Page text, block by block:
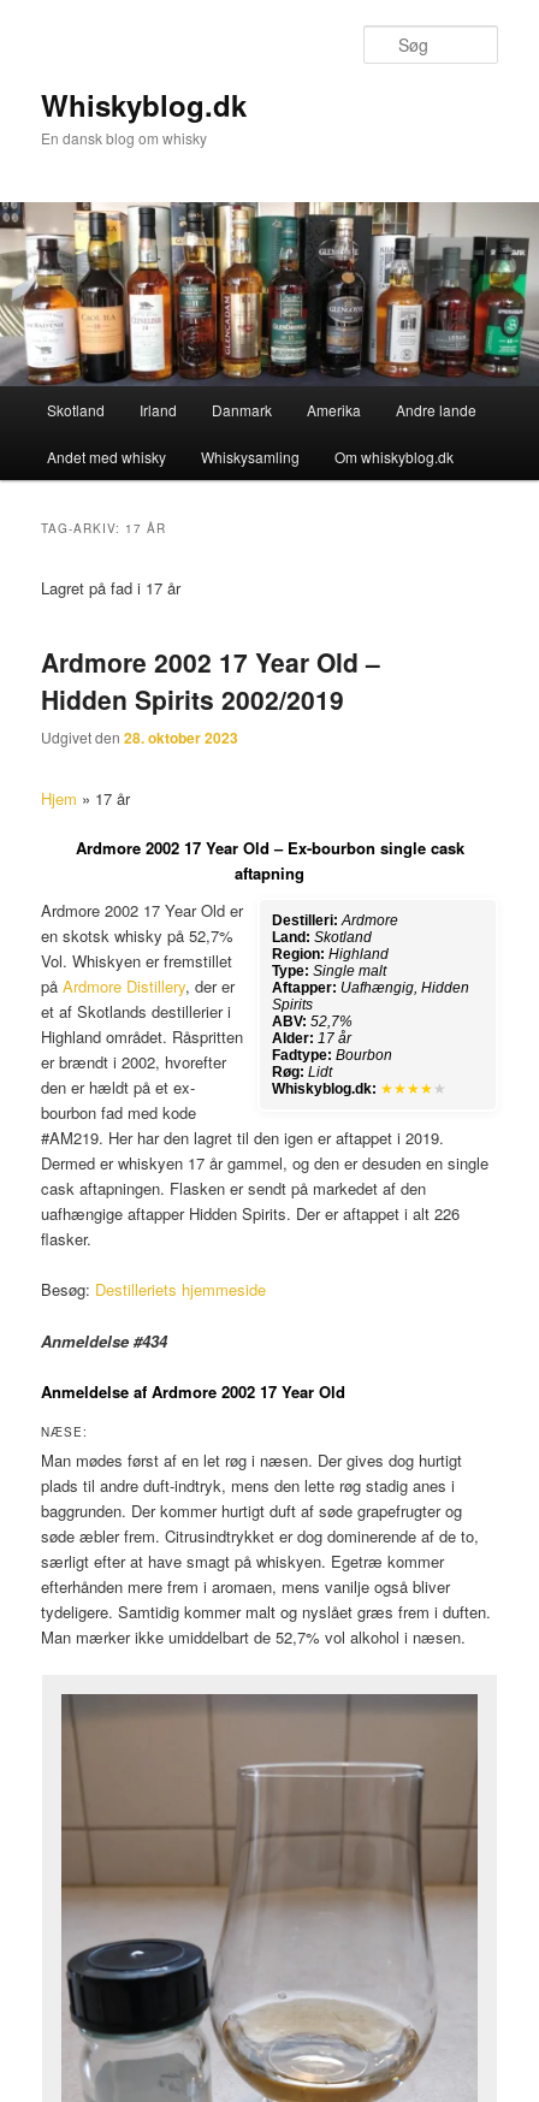
Whiskyblog.dk
En dansk blog om whisky
Skotland Irland Danmark Amerika Andre lande
Andet med whisky Whiskysamling Om whiskyblog.dk
TAG-ARKIV: 17 ÅR
Lagret på fad i 17 år
Ardmore 2002 17 Year Old –
Hidden Spirits 2002/2019
Udgivet den28. oktober 2023
Hjem » 17 år
Ardmore 2002 17 Year Old – Ex-bourbon single cask
aftapning
Destilleri: Ardmore
Land: Skotland
Region: Highland
Type: Single malt
Aftapper: Uafhængig, Hidden
Spirits
ABV: 52,7%
Alder: 17 år
Fadtype: Bourbon
Røg: Lidt
Whiskyblog.dk: ★★★★ ★
Ardmore 2002 17 Year Old er
en skotsk whisky på 52,7%
Vol. Whiskyen er fremstillet
påArdmore Distillery, der er
et af Skotlands destillerier i
Highland området. Råspritten
er brændt i 2002, hvorefter
den er hældt på et ex-
bourbon fad med kode
#AM219. Her har den lagret til den igen er aftappet i 2019.
Dermed er whiskyen 17 år gammel, og den er desuden en single
cask aftapningen. Flasken er sendt på markedet af den
uafhængige aftapper Hidden Spirits. Der er aftappet i alt 226
flasker.
Besøg: Destilleriets hjemmeside
Anmeldelse #434
Anmeldelse af Ardmore 2002 17 Year Old
NÆSE:
Man mødes først af en let røg i næsen. Der gives dog hurtigt
plads til andre duft-indtryk, mens den lette røg stadig anes i
baggrunden. Der kommer hurtigt duft af søde grapefrugter og
søde æbler frem. Citrusindtrykket er dog dominerende af de to,
særligt efter at have smagt på whiskyen. Egetræ kommer
efterhånden mere frem i aromaen, mens vanilje også bliver
tydeligere. Samtidig kommer malt og nyslået græs frem i duften.
Man mærker ikke umiddelbart de 52,7% vol alkohol i næsen.